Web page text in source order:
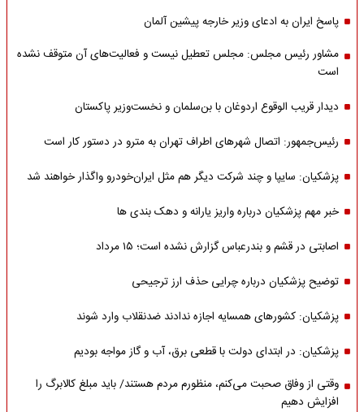
پاسخ ایران به ادعای وزیر خارجه پیشین آلمان
مشاور رئیس مجلس: مجلس تعطیل نیست و فعالیت‌های آن متوقف نشده
است
دیدار قریب الوقوع اردوغان با بن‌سلمان و نخست‌وزیر پاکستان
رئیس‌جمهور: اتصال شهرهای اطراف تهران به مترو در دستور کار است
پزشکیان: سایپا و چند شرکت دیگر هم مثل ایران‌خودرو واگذار خواهند شد
خبر مهم پزشکیان درباره واریز یارانه و دهک بندی ها
اصابتی در قشم و بندرعباس گزارش نشده است؛ ۱۵ مرداد
توضیح پزشکیان درباره چرایی حذف ارز ترجیحی
پزشکیان: کشورهای همسایه اجازه ندادند ضدنقلاب وارد شوند
پزشکیان: در ابتدای دولت با قطعی برق، آب و گاز مواجه بودیم
وقتی از وفاق صحبت می‌کنم، منظورم مردم هستند/ باید مبلغ کالابرگ را
افزایش دهیم